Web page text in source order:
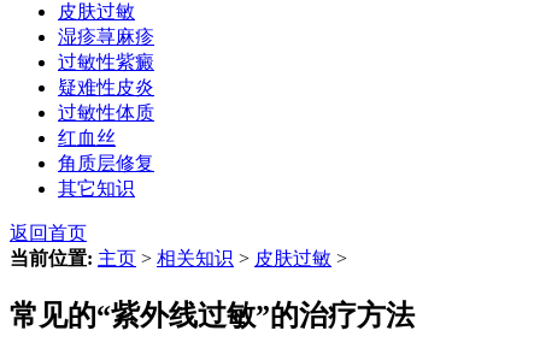
皮肤过敏
湿疹荨麻疹
过敏性紫癜
疑难性皮炎
过敏性体质
红血丝
角质层修复
其它知识
返回首页
当前位置: 主页 > 相关知识 > 皮肤过敏 >
常见的“紫外线过敏”的治疗方法